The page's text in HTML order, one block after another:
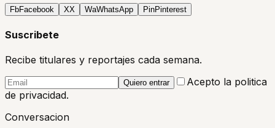
FbFacebook XX WaWhatsApp PinPinterest
Suscribete
Recibe titulares y reportajes cada semana.
Quiero entrar
Acepto la politica
de privacidad.
Conversacion